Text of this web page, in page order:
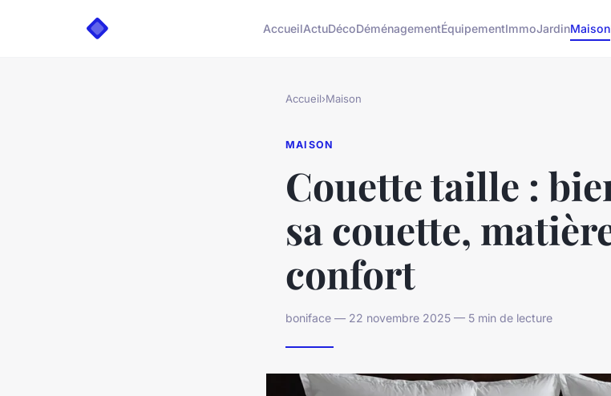
AccueilActuDécoDéménagementÉquipementImmoJardinMaison
Accueil›Maison
MAISON
Couette taille :
sa couette,
confort
boniface — 22 novembre 2025 — 5 min de lecture